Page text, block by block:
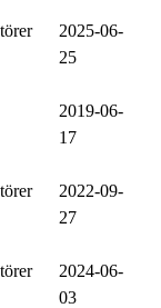
2025-06-
25
2019-06-
17
2022-09-
27
2024-06-
03